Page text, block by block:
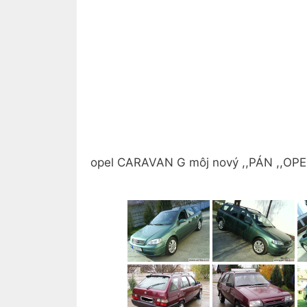
opel CARAVAN G môj nový ,,PÁN